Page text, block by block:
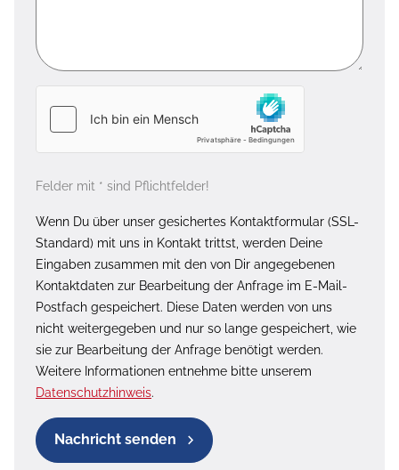
Felder mit * sind Pflichtfelder!
Wenn Du über unser gesichertes Kontaktformular (SSL-
Standard) mit uns in Kontakt trittst, werden Deine
Eingaben zusammen mit den von Dir angegebenen
Kontaktdaten zur Bearbeitung der Anfrage im E-Mail-
Postfach gespeichert. Diese Daten werden von uns
nicht weitergegeben und nur so lange gespeichert, wie
sie zur Bearbeitung der Anfrage benötigt werden.
Weitere Informationen entnehme bitte unserem
Datenschutzhinweis.
Nachricht senden